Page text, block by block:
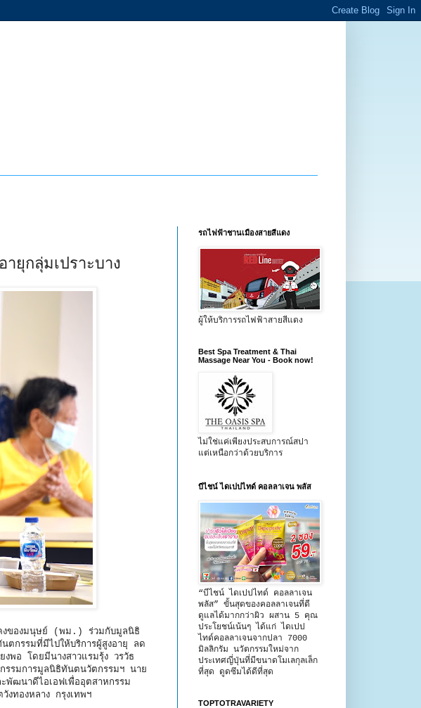
ยุกลุ่มเปราะบาง
งของมนุษย์ (พม.) ร่วมกับมูลนิธิ
ตกรรมที่มีไปให้บริการผู้สูงอายุ ลด
งพอ โดยมีนางสาวแรมรุ้ง วรวัธ
รมการมูลนิธิทันตนวัตกรรมฯ นาย
พัฒนาดีไอเอฟเพื่ออุตสาหกรรม
ทองหลาง กรุงเทพฯ
รถไฟฟ้าชานเมืองสายสีแดง
ผู้ให้บริการรถไฟฟ้าสายสีแดง
Best Spa Treatment & Thai
Massage Near You - Book now!
ไม่ใช่แค่เพียงประสบการณ์สปา
แต่เหนือกว่าด้วยบริการ
บีไชน์ ไดเปปไทด์ คอลลาเจน พลัส
“บีไชน์ ไดเปปไทด์ คอลลาเจน
พลัส” ขั้นสุดของคอลลาเจนที่ดี
ดูแลได้มากกว่าผิว ผสาน 5 คุณ
ประโยชน์เน้นๆ ได้แก่ ไดเปป
ไทด์คอลลาเจนจากปลา 7000
มิลลิกรัม นวัตกรรมใหม่จาก
ประเทศญี่ปุ่นที่มีขนาดโมเลกุลเล็ก
ที่สุด ดูดซึมได้ดีที่สุด
TOPTOTRAVARIETY